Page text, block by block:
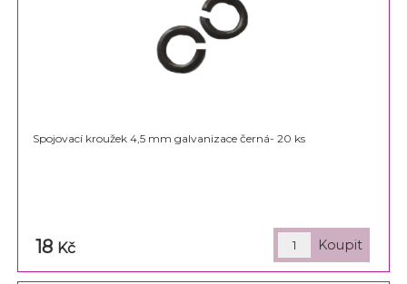
Spojovací kroužek 4,5 mm galvanizace černá- 20 ks
18 Kč